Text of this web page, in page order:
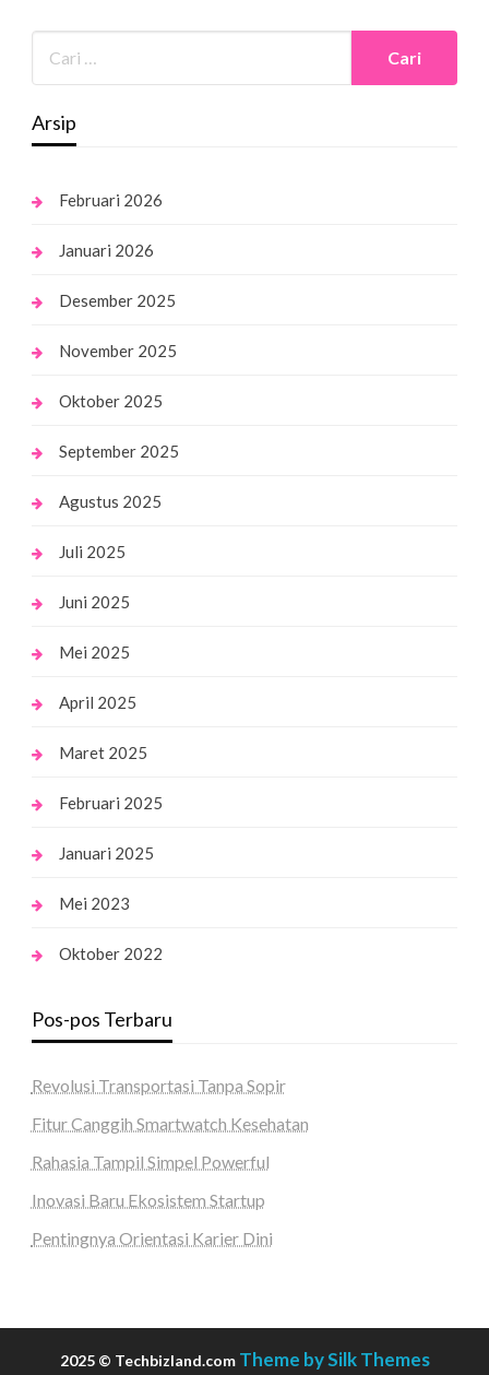
Arsip
Februari 2026
Januari 2026
Desember 2025
November 2025
Oktober 2025
September 2025
Agustus 2025
Juli 2025
Juni 2025
Mei 2025
April 2025
Maret 2025
Februari 2025
Januari 2025
Mei 2023
Oktober 2022
Pos-pos Terbaru
Revolusi Transportasi Tanpa Sopir
Fitur Canggih Smartwatch Kesehatan
Rahasia Tampil Simpel Powerful
Inovasi Baru Ekosistem Startup
Pentingnya Orientasi Karier Dini
2025 © Techbizland.com Theme by Silk Themes